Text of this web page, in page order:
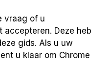
vraag of u
Deze heb
gids. Als u uw
u klaar om Chrome